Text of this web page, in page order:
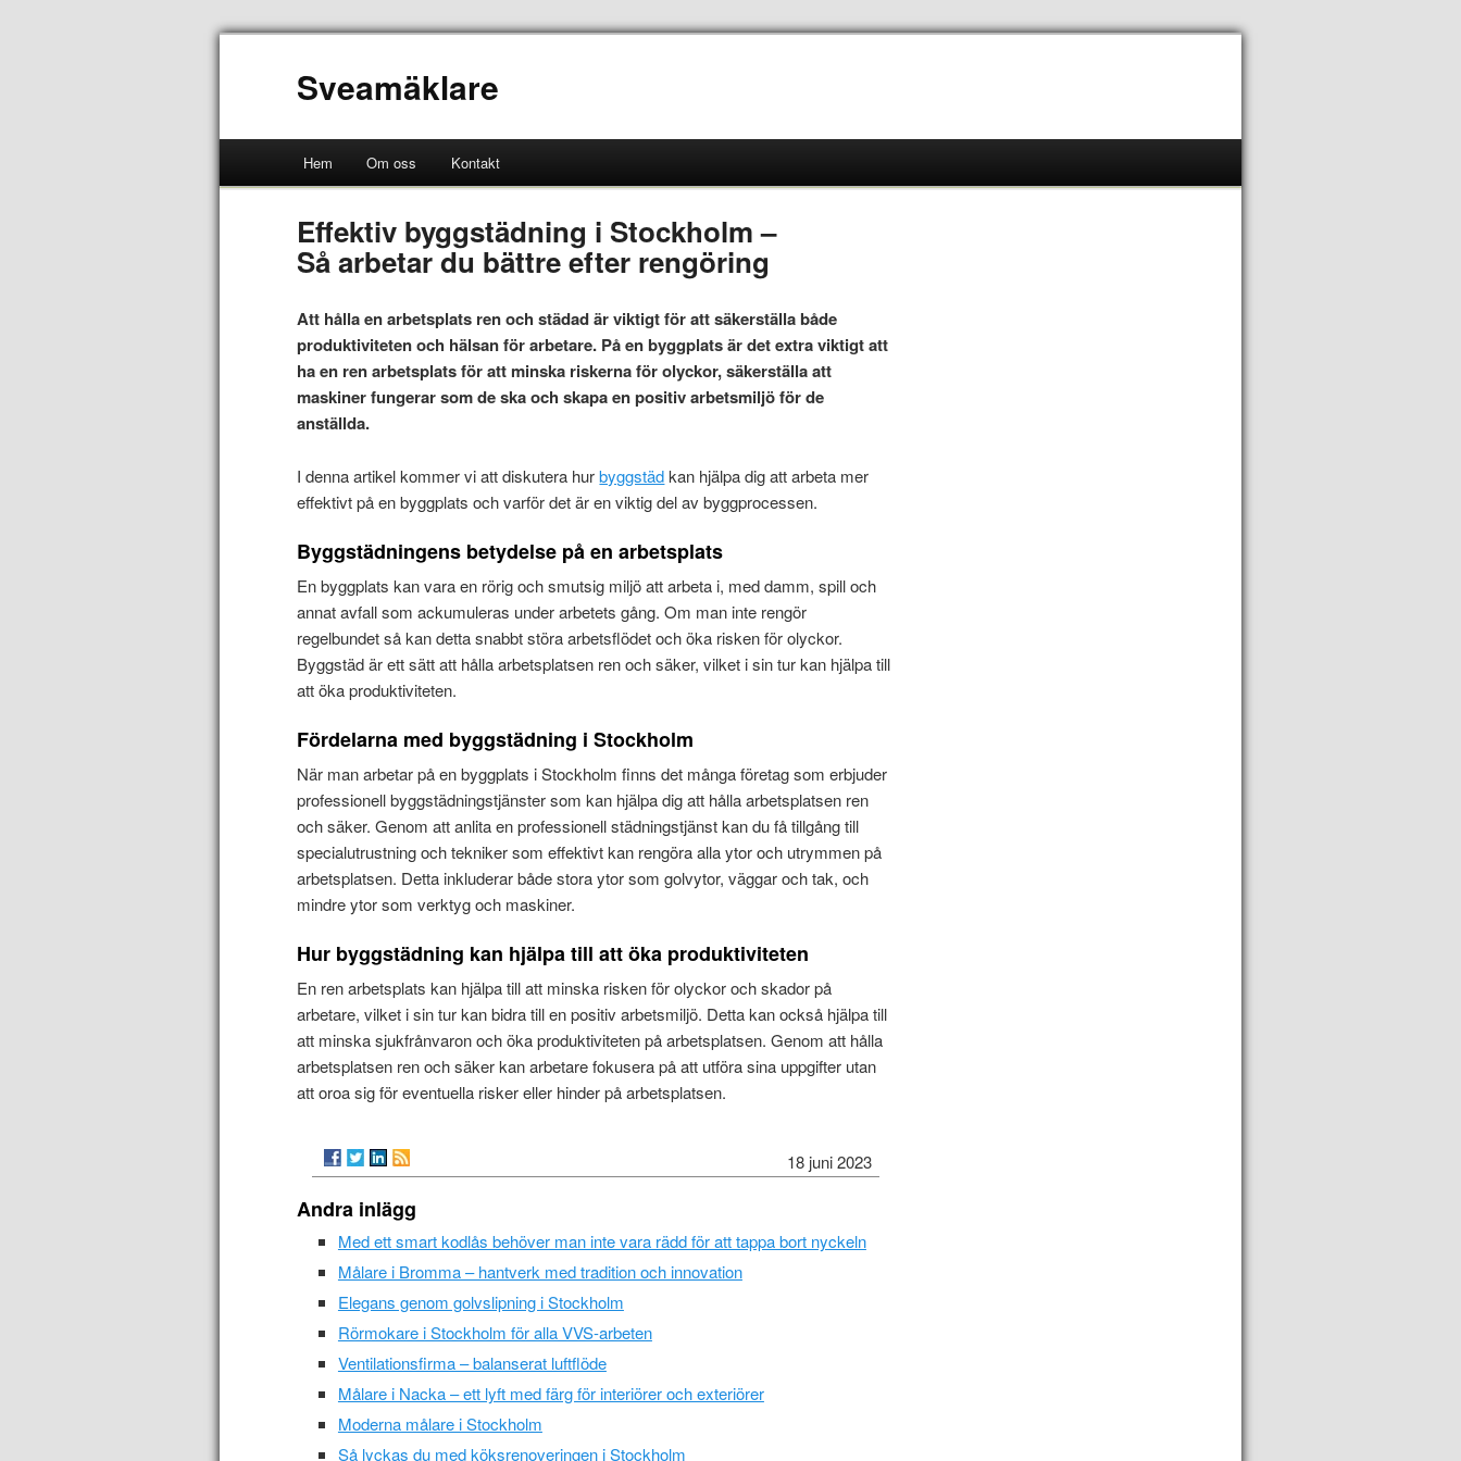
Sveamäklare
Hem Om oss Kontakt
Effektiv byggstädning i Stockholm –
Så arbetar du bättre efter rengöring
Att hålla en arbetsplats ren och städad är viktigt för att säkerställa både
produktiviteten och hälsan för arbetare. På en byggplats är det extra viktigt att
ha en ren arbetsplats för att minska riskerna för olyckor, säkerställa att
maskiner fungerar som de ska och skapa en positiv arbetsmiljö för de
anställda.
I denna artikel kommer vi att diskutera hurbyggstädkan hjälpa dig att arbeta mer
effektivt på en byggplats och varför det är en viktig del av byggprocessen.
Byggstädningens betydelse på en arbetsplats
En byggplats kan vara en rörig och smutsig miljö att arbeta i, med damm, spill och
annat avfall som ackumuleras under arbetets gång. Om man inte rengör
regelbundet så kan detta snabbt störa arbetsflödet och öka risken för olyckor.
Byggstäd är ett sätt att hålla arbetsplatsen ren och säker, vilket i sin tur kan hjälpa till
att öka produktiviteten.
Fördelarna med byggstädning i Stockholm
När man arbetar på en byggplats i Stockholm finns det många företag som erbjuder
professionell byggstädningstjänster som kan hjälpa dig att hålla arbetsplatsen ren
och säker. Genom att anlita en professionell städningstjänst kan du få tillgång till
specialutrustning och tekniker som effektivt kan rengöra alla ytor och utrymmen på
arbetsplatsen. Detta inkluderar både stora ytor som golvytor, väggar och tak, och
mindre ytor som verktyg och maskiner.
Hur byggstädning kan hjälpa till att öka produktiviteten
En ren arbetsplats kan hjälpa till att minska risken för olyckor och skador på
arbetare, vilket i sin tur kan bidra till en positiv arbetsmiljö. Detta kan också hjälpa till
att minska sjukfrånvaron och öka produktiviteten på arbetsplatsen. Genom att hålla
arbetsplatsen ren och säker kan arbetare fokusera på att utföra sina uppgifter utan
att oroa sig för eventuella risker eller hinder på arbetsplatsen.
18 juni 2023
Andra inlägg
Med ett smart kodlås behöver man inte vara rädd för att tappa bort nyckeln
Målare i Bromma – hantverk med tradition och innovation
Elegans genom golvslipning i Stockholm
Rörmokare i Stockholm för alla VVS-arbeten
Ventilationsfirma – balanserat luftflöde
Målare i Nacka – ett lyft med färg för interiörer och exteriörer
Moderna målare i Stockholm
Så lyckas du med köksrenoveringen i Stockholm